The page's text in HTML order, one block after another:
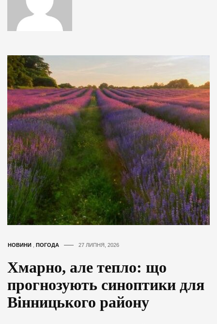
НОВИНИ ПОГОДА 27 ЛИПНЯ, 2026
Хмарно, але тепло: що
прогнозують синоптики для
Вінницького району